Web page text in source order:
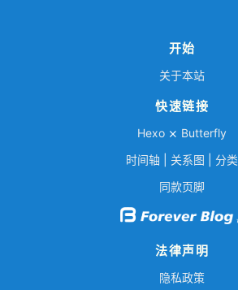
开始
关于本站
快速链接
Hexo ⨯ Butterfly
时间轴
关系图
分类
同款页脚
法律声明
隐私政策